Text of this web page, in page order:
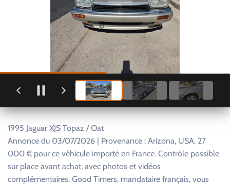
1995 Jaguar XJS Topaz / Oat
Annonce du 03/07/2026 | Provenance : Arizona, USA. 27
000 € pour ce véhicule importé en France. Contrôle possible
sur place avant achat, avec photos et vidéos
complémentaires. Good Timers, mandataire français, vous